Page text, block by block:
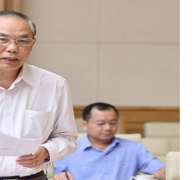
hỗ trợ chuyển đổi sinh
thực tiễn.